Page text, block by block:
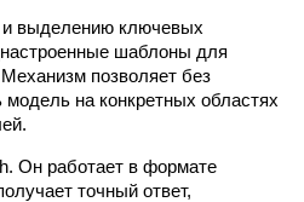
и выделению ключевых
шаблоны для
позволяет без
модель на конкретных областях
Он работает в формате
точный ответ,